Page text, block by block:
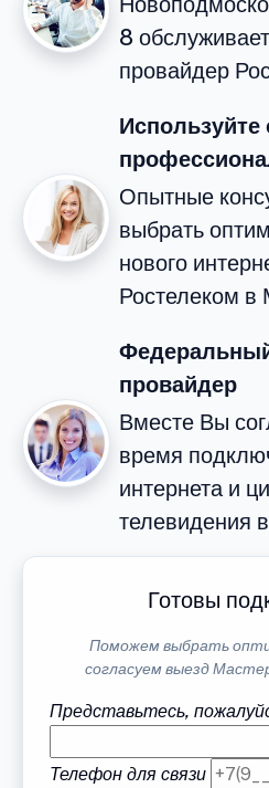
8
провайдер
Используйте
Опытные
выбрать
нового
Ростелеком в
провайдер
Вместе Вы
время
интернета и
телевидения
Готовы
Поможем выбрать
согласуем выезд
Представьтесь,
Телефон для связи